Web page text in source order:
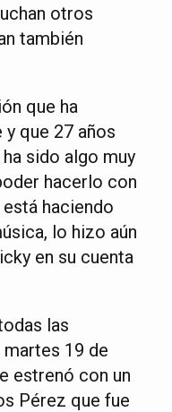
otros
también
que ha
que 27 años
sido algo muy
hacerlo con
haciendo
lo hizo aún
en su cuenta
las
19 de
estrenó con un
Pérez que fue